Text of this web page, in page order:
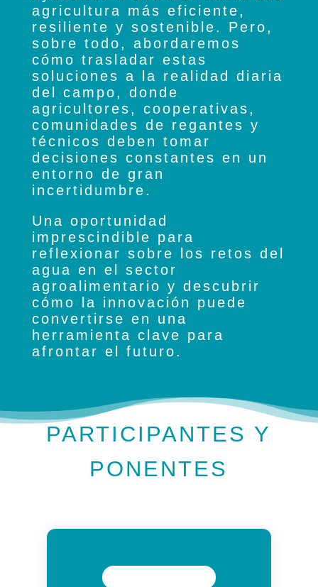
agricultura más eficiente,
resiliente y sostenible. Pero,
sobre todo, abordaremos
cómo trasladar estas
soluciones a la realidad diaria
del campo, donde
agricultores, cooperativas,
comunidades de regantes y
técnicos deben tomar
decisiones constantes en un
entorno de gran
incertidumbre.
Una oportunidad
imprescindible para
reflexionar sobre los retos del
agua en el sector
agroalimentario y descubrir
cómo la innovación puede
convertirse en una
herramienta clave para
afrontar el futuro.
PARTICIPANTES Y
PONENTES